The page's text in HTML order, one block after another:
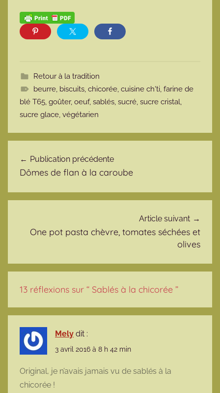
Retour à la tradition
beurre, biscuits, chicorée, cuisine ch'ti, farine de
blé T65, goûter, oeuf, sablés, sucré, sucre cristal,
sucre glace, végétarien
Publication précédente
Dômes de flan à la caroube
Article suivant
One pot pasta chèvre, tomates séchées et
olives
13 réflexions sur “ Sablés à la chicorée ”
Mely dit :
3 avril 2016 à 8 h 42 min
Original, je n’avais jamais vu de sablés à la
chicorée !